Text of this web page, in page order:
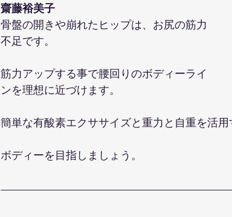
齋藤裕美子
骨盤の開きや崩れたヒップは、お尻の筋力
不足です。
筋力アップする事で腰回りのボディーライ
ンを理想に近づけます。
簡単な有酸素エクササイズと重力と自重を活
ボディーを目指しましょう。